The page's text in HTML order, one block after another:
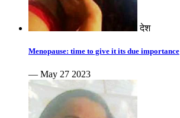
देश
Menopause: time to give it its due importance
— May 27 2023